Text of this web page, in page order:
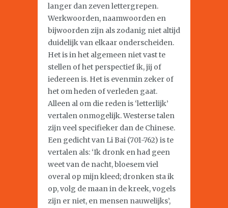
langer dan zeven lettergrepen.
Werkwoorden, naamwoorden en
bijwoorden zijn als zodanig niet altijd
duidelijk van elkaar onderscheiden.
Het is in het algemeen niet vast te
stellen of het perspectief ik, jij of
iedereen is. Het is evenmin zeker of
het om heden of verleden gaat.
Alleen al om die reden is ‘letterlijk’
vertalen onmogelijk. Westerse talen
zijn veel specifieker dan de Chinese.
Een gedicht van Li Bai (701-762) is te
vertalen als: ‘Ik dronk en had geen
weet van de nacht, bloesem viel
overal op mijn kleed; dronken sta ik
op, volg de maan in de kreek, vogels
zijn er niet, en mensen nauwelijks’,